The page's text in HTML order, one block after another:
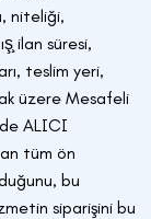
niteliği,
ilan süresi,
teslim yeri,
üzere Mesafeli
ALICI
tüm ön
bu
siparişini bu